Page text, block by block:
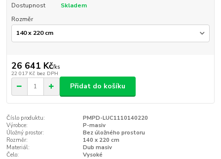
Dostupnost
Skladem
Rozměr
26 641 Kč/ks
22 017 Kč bez DPH
Přidat do košíku
Číslo produktu:
PMPD-LUC1110140220
Výrobce:
P-masiv
Úložný prostor:
Bez úložného prostoru
Rozměr:
140 x 220 cm
Materiál:
Dub masiv
Čelo:
Vysoké